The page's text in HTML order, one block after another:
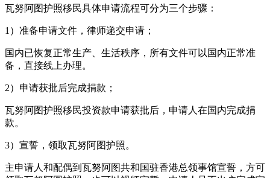
瓦努阿图护照移民具体申请流程可分为三个步骤：
1）准备申请文件，律师递交申请；
国内已恢复正常生产、生活秩序，所有文件可以国内正常准
备，直接线上办理。
2）申请获批后完成捐款；
瓦努阿图护照移民投资款申请获批后，申请人在国内完成捐
款。
3）宣誓，领取瓦努阿图护照。
主申请人和配偶到瓦努阿图共和国驻香港总领事馆宣誓，方可